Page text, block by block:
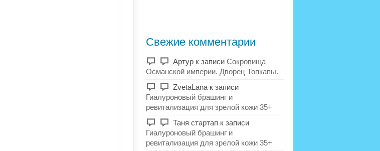
Свежие комментарии
Артур к записи Сокровища
Османской империи. Дворец Топкапы.
ZvetaLana к записи
Гиалуроновый брашинг и
ревитализация для зрелой кожи 35+
Таня стартап к записи
Гиалуроновый брашинг и
ревитализация для зрелой кожи 35+